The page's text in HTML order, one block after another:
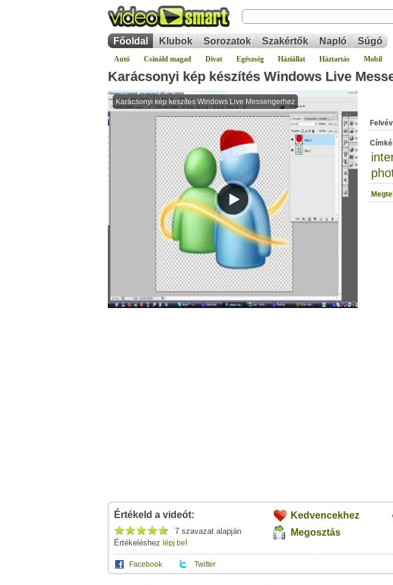
Főoldal Klubok Sorozatok Szakértők Napló Súgó
Autó Csináld magad Divat Egészség Háziállat Háztartás Mobil
Karácsonyi kép készítés Windows Live
Értékeld a videót:
7 szavazat alapján
Értékeléshez lépj be!
Kedvencekhez
Megosztás
Facebook Twitter